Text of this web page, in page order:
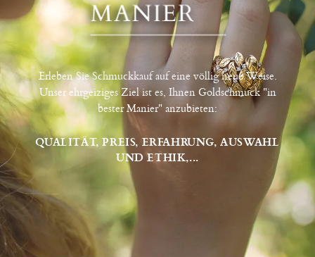
Erleben Sie Schmuckkauf auf eine völlig neue Weise.
Unser ehrgeiziges Ziel ist es, Ihnen Goldschmuck "in
bester Manier" anzubieten:
QUALITÄT, PREIS, ERFAHRUNG, AUSWAHL
UND ETHIK,...